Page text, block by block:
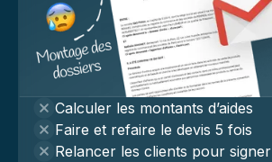
Calculer les montants d’aides
Faire et refaire le devis 5 fois
Relancer les clients pour signer